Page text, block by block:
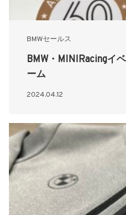
BMWセールス
BMW・MINIRacingイ
ーム
2024.04.12